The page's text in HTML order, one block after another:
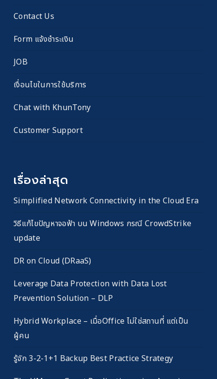
Contact Us
Form แจ้งชำระเงิน
JOB
เงื่อนไขในการใช้บริการ
Chat with KhunTony
Customer Support
เรื่องล่าสุด
Simplified Network Connectivity in the Cloud Era
วิธีแก้ไขปัญหาจอฟ้า บน Windows กรณี CrowdStrike
update
DR on Cloud (DRaaS)
Leverage Data Protection with Data Lost
Prevention Solution – DLP
Hybrid Workplace – เมื่อOffice ไม่ใช่สถานที่ แต่เป็น
ผู้คน
รู้จัก 3-2-1+1 Backup Best Practice Strategy